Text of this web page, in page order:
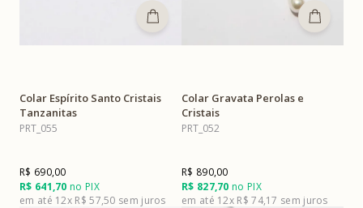
Colar Espírito Santo Cristais
Tanzanitas
PRT_055
R$ 641,70 no PIX
R$ 690,00
12x R$ 57,50
Colar Gravata Perolas e
Cristais
PRT_052
R$ 827,70 no PIX
R$ 890,00
12x R$ 74,17